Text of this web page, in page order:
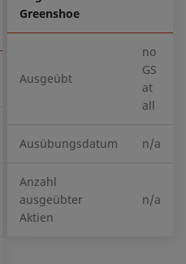
Greenshoe
Ausgeübt
no
GS
at
all
Ausübungsdatum n/a
Anzahl
ausgeübter
Aktien
n/a